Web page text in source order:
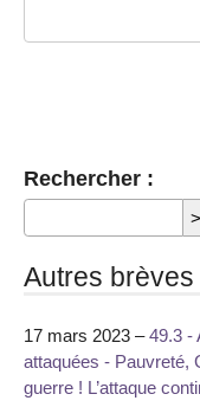
Rechercher :
Autres brèves
17 mars 2023 –49.3 -
attaquées - Pauvreté,
guerre ! L’attaque